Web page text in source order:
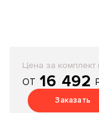
Цена за комплект
ОТ 16 492
Заказать